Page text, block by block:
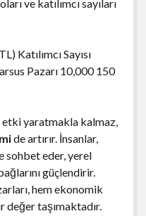
ve katılımcı sayıları
Katılımcı Sayısı
Pazarı 10,000 150
etki yaratmakla kalmaz,
de artırır. İnsanlar,
sohbet eder, yerel
güçlendirir.
hem ekonomik
değer taşımaktadır.